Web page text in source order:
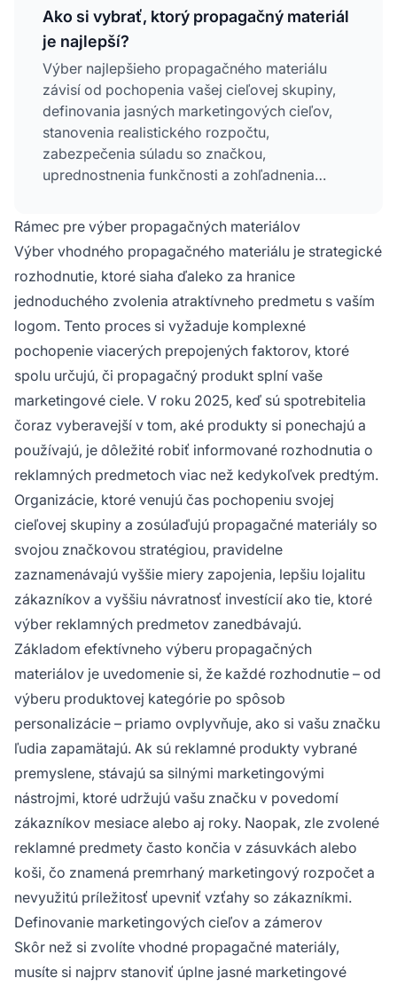
Ako si vybrať, ktorý propagačný materiál
je najlepší?
Výber najlepšieho propagačného materiálu
závisí od pochopenia vašej cieľovej skupiny,
definovania jasných marketingových cieľov,
stanovenia realistického rozpočtu,
zabezpečenia súladu so značkou,
uprednostnenia funkčnosti a zohľadnenia
predmety kombinujú praktickú využiteľnosť so
silnou viditeľnosťou značky, čím vytvárajú
trvalý dojem.
Rámec pre výber propagačných materiálov
Výber vhodného propagačného materiálu je strategické
rozhodnutie, ktoré siaha ďaleko za hranice
jednoduchého zvolenia atraktívneho predmetu s vaším
logom. Tento proces si vyžaduje komplexné
pochopenie viacerých prepojených faktorov, ktoré
spolu určujú, či propagačný produkt splní vaše
marketingové ciele. V roku 2025, keď sú spotrebitelia
čoraz vyberavejší v tom, aké produkty si ponechajú a
používajú, je dôležité robiť informované rozhodnutia o
reklamných predmetoch viac než kedykoľvek predtým.
Organizácie, ktoré venujú čas pochopeniu svojej
cieľovej skupiny a zosúlaďujú propagačné materiály so
svojou značkovou stratégiou, pravidelne
zaznamenávajú vyššie miery zapojenia, lepšiu lojalitu
zákazníkov a vyššiu návratnosť investícií ako tie, ktoré
výber reklamných predmetov zanedbávajú.
Základom efektívneho výberu propagačných
materiálov je uvedomenie si, že každé rozhodnutie – od
výberu produktovej kategórie po spôsob
personalizácie – priamo ovplyvňuje, ako si vašu značku
ľudia zapamätajú. Ak sú reklamné produkty vybrané
premyslene, stávajú sa silnými marketingovými
nástrojmi, ktoré udržujú vašu značku v povedomí
zákazníkov mesiace alebo aj roky. Naopak, zle zvolené
reklamné predmety často končia v zásuvkách alebo
koši, čo znamená premrhaný marketingový rozpočet a
nevyužitú príležitosť upevniť vzťahy so zákazníkmi.
Definovanie marketingových cieľov a zámerov
Skôr než si zvolíte vhodné propagačné materiály,
musíte si najprv stanoviť úplne jasné marketingové